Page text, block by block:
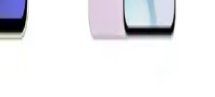
teknik detayları ve model seçiminde
hakkında kapsamlı bilgiler içerir.